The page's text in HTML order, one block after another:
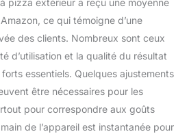
ce qui témoigne d’une
des clients. Nombreux sont ceux
d’utilisation et la qualité du résultat
essentiels. Quelques ajustements
être nécessaires pour les
pour correspondre aux goûts
de l’appareil est instantanée pour